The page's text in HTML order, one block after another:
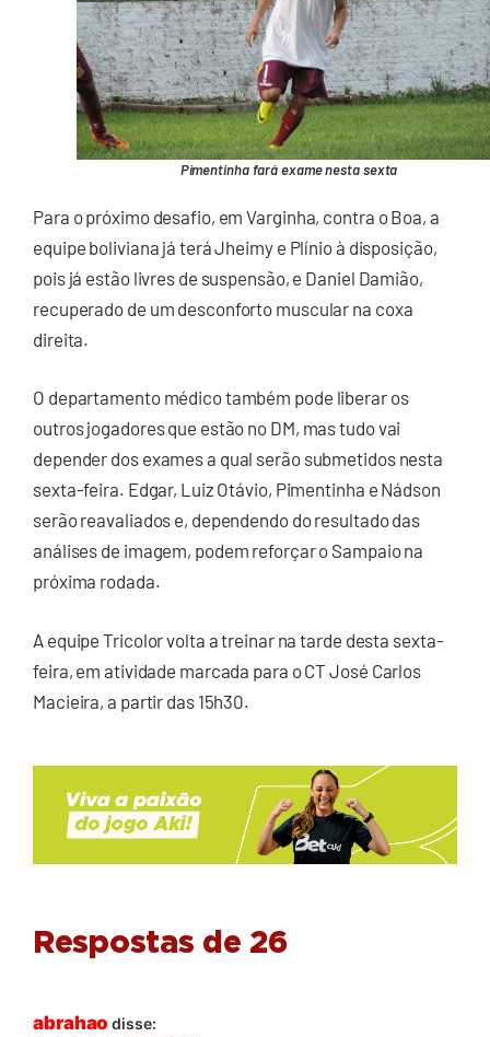
Pimentinha fará exame nesta sexta
Para o próximo desafio, em Varginha, contra o Boa, a
equipe boliviana já terá Jheimy e Plínio à disposição,
pois já estão livres de suspensão, e Daniel Damião,
recuperado de um desconforto muscular na coxa
direita.
O departamento médico também pode liberar os
outros jogadores que estão no DM, mas tudo vai
depender dos exames a qual serão submetidos nesta
sexta-feira. Edgar, Luiz Otávio, Pimentinha e Nádson
serão reavaliados e, dependendo do resultado das
análises de imagem, podem reforçar o Sampaio na
próxima rodada.
A equipe Tricolor volta a treinar na tarde desta sexta-
feira, em atividade marcada para o CT José Carlos
Macieira, a partir das 15h30.
Respostas de 26
abrahao disse: